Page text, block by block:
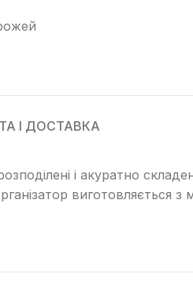
І ДОСТАВКА
і акуратно
виготовляється